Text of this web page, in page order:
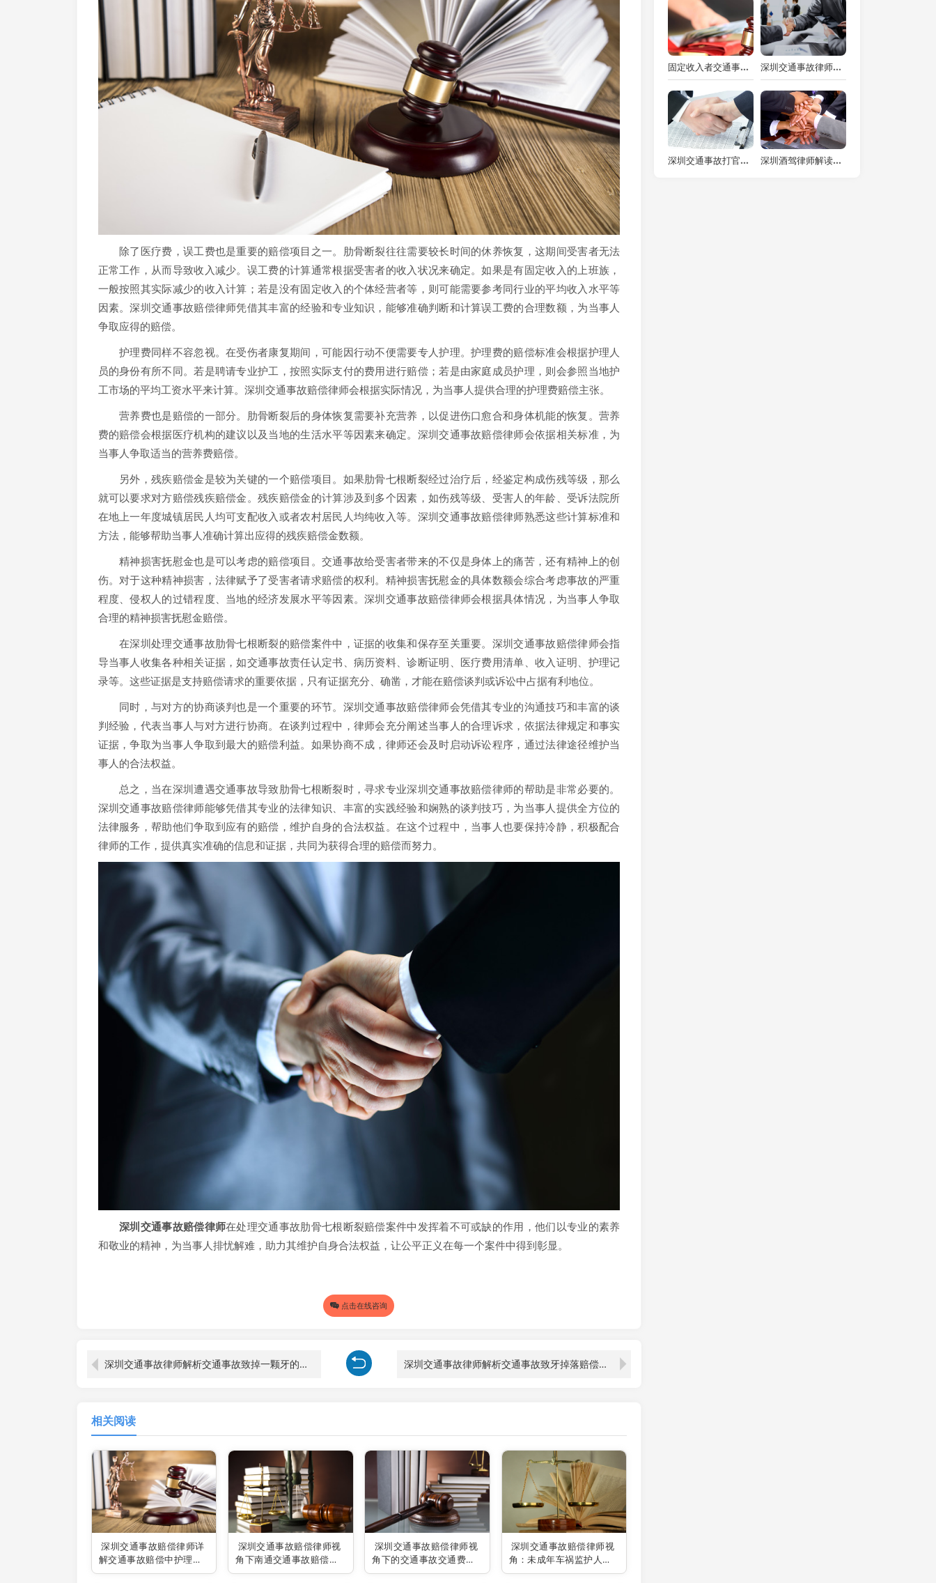
除了医疗费，误工费也是重要的赔偿项目之一。肋骨断裂往往需要较长时间的休养恢复，这期间受害者无法
正常工作，从而导致收入减少。误工费的计算通常根据受害者的收入状况来确定。如果是有固定收入的上班族，
一般按照其实际减少的收入计算；若是没有固定收入的个体经营者等，则可能需要参考同行业的平均收入水平等
因素。深圳交通事故赔偿律师凭借其丰富的经验和专业知识，能够准确判断和计算误工费的合理数额，为当事人
争取应得的赔偿。
护理费同样不容忽视。在受伤者康复期间，可能因行动不便需要专人护理。护理费的赔偿标准会根据护理人
员的身份有所不同。若是聘请专业护工，按照实际支付的费用进行赔偿；若是由家庭成员护理，则会参照当地护
工市场的平均工资水平来计算。深圳交通事故赔偿律师会根据实际情况，为当事人提供合理的护理费赔偿主张。
营养费也是赔偿的一部分。肋骨断裂后的身体恢复需要补充营养，以促进伤口愈合和身体机能的恢复。营养
费的赔偿会根据医疗机构的建议以及当地的生活水平等因素来确定。深圳交通事故赔偿律师会依据相关标准，为
当事人争取适当的营养费赔偿。
另外，残疾赔偿金是较为关键的一个赔偿项目。如果肋骨七根断裂经过治疗后，经鉴定构成伤残等级，那么
就可以要求对方赔偿残疾赔偿金。残疾赔偿金的计算涉及到多个因素，如伤残等级、受害人的年龄、受诉法院所
在地上一年度城镇居民人均可支配收入或者农村居民人均纯收入等。深圳交通事故赔偿律师熟悉这些计算标准和
方法，能够帮助当事人准确计算出应得的残疾赔偿金数额。
精神损害抚慰金也是可以考虑的赔偿项目。交通事故给受害者带来的不仅是身体上的痛苦，还有精神上的创
伤。对于这种精神损害，法律赋予了受害者请求赔偿的权利。精神损害抚慰金的具体数额会综合考虑事故的严重
程度、侵权人的过错程度、当地的经济发展水平等因素。深圳交通事故赔偿律师会根据具体情况，为当事人争取
合理的精神损害抚慰金赔偿。
在深圳处理交通事故肋骨七根断裂的赔偿案件中，证据的收集和保存至关重要。深圳交通事故赔偿律师会指
导当事人收集各种相关证据，如交通事故责任认定书、病历资料、诊断证明、医疗费用清单、收入证明、护理记
录等。这些证据是支持赔偿请求的重要依据，只有证据充分、确凿，才能在赔偿谈判或诉讼中占据有利地位。
同时，与对方的协商谈判也是一个重要的环节。深圳交通事故赔偿律师会凭借其专业的沟通技巧和丰富的谈
判经验，代表当事人与对方进行协商。在谈判过程中，律师会充分阐述当事人的合理诉求，依据法律规定和事实
证据，争取为当事人争取到最大的赔偿利益。如果协商不成，律师还会及时启动诉讼程序，通过法律途径维护当
事人的合法权益。
总之，当在深圳遭遇交通事故导致肋骨七根断裂时，寻求专业深圳交通事故赔偿律师的帮助是非常必要的。
深圳交通事故赔偿律师能够凭借其专业的法律知识、丰富的实践经验和娴熟的谈判技巧，为当事人提供全方位的
法律服务，帮助他们争取到应有的赔偿，维护自身的合法权益。在这个过程中，当事人也要保持冷静，积极配合
律师的工作，提供真实准确的信息和证据，共同为获得合理的赔偿而努力。
深圳交通事故赔偿律师在处理交通事故肋骨七根断裂赔偿案件中发挥着不可或缺的作用，他们以专业的素养
和敬业的精神，为当事人排忧解难，助力其维护自身合法权益，让公平正义在每一个案件中得到彰显。
点击在线咨询
深圳交通事故律师解析交通事故致掉一颗牙的赔偿事宜 深圳交通事故律师解析交通事故致牙掉落赔偿事宜
相关阅读
深圳交通事故赔偿律师详
解交通事故赔偿中护理费
的计算方法
深圳交通事故赔偿律师视
角下南通交通事故赔偿标
准之解析
深圳交通事故赔偿律师视
角下的交通事故交通费赔
偿标准解析
深圳交通事故赔偿律师视
角：未成年车祸监护人无
力赔偿之应对策略
固定收入者交通事故赔偿：误工费计算揭秘 深圳交通事故律师解读：车辆碰撞纠纷起诉时限的那些事儿
深圳交通事故打官司律师解读交通事故起诉不找律师的流程 深圳酒驾律师解读：骑摩托车酒驾撞车是否判刑